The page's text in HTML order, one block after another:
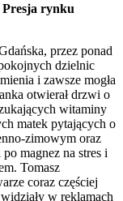
rynku
przez ponad
dzielnic
i zawsze mogła
otwierał drzwi o
witaminy
matek pytających o
zimowym oraz
magnez na stres i
Tomasz
coraz częściej
w reklamach